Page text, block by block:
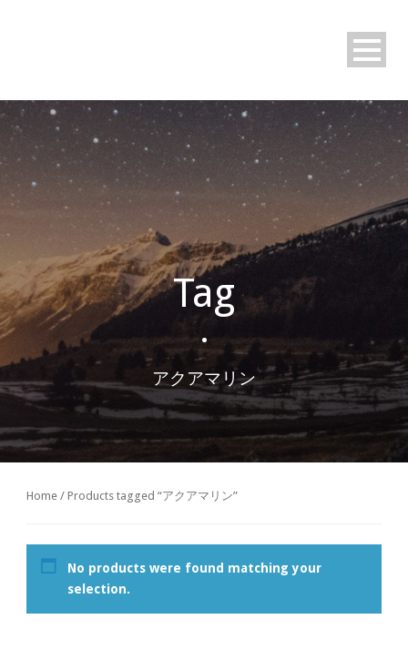
Tag
•
アクアマリン
Home / Products tagged “アクアマリン”
No products were found matching your
selection.